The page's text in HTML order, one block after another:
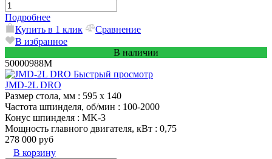
Подробнее
Купить в 1 клик
Сравнение
В избранное
В наличии
50000988M
Быстрый просмотр
JMD-2L DRO
Размер стола, мм : 595 x 140
Частота шпинделя, об/мин : 100-2000
Конус шпинделя : MK-3
Мощность главного двигателя, кВт : 0,75
278 000 руб
В корзину